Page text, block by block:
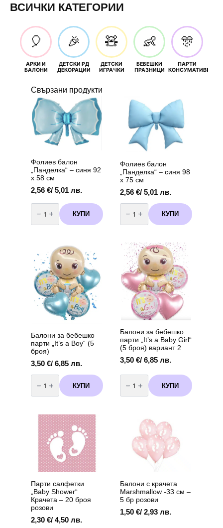
ВСИЧКИ КАТЕГОРИИ
🎈
АРКИ И
БАЛОНИ
🎉
ДЕТСКИ РД
ДЕКОРАЦИИ
🧸
ДЕТСКИ
ИГРАЧКИ
👶
БЕБЕШКИ
ПРАЗНИЦИ
🎊
ПАРТИ
КОНСУМАТИВИ
Свързани продукти
Фолиев балон
„Панделка“ – синя 92
х 58 см
2,56 €/ 5,01 лв.
количество
за
Фолиев
балон
58
см
КУПИ
Фолиев балон
„Панделка“ – синя 98
х 75 см
2,56 €/ 5,01 лв.
количество
за
Фолиев
балон
синя
98
см
КУПИ
Балони за бебешко
парти „It’s a Boy“ (5
броя)
3,50 €/ 6,85 лв.
количество
за
Балони
за
„It's
Boy“
броя)
КУПИ
Балони за бебешко
парти „It’s a Baby Girl“
(5 броя) вариант 2
3,50 €/ 6,85 лв.
количество
за
Балони
за
броя)
вариант
КУПИ
Парти салфетки
„Baby Shower“
Крачета – 20 броя
розови
2,30 €/ 4,50 лв.
Балони с крачета
Marshmallow -33 см –
5 бр розови
1,50 €/ 2,93 лв.